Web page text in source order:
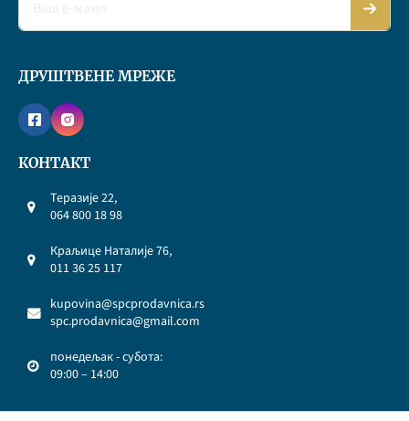
ДРУШТВЕНЕ МРЕЖЕ
КОНТАКТ
Теразије 22,
064 800 18 98
Краљице Наталије 76,
011 36 25 117
kupovina@spcprodavnica.rs
spc.prodavnica@gmail.com
понедељак - субота:
09:00 – 14:00